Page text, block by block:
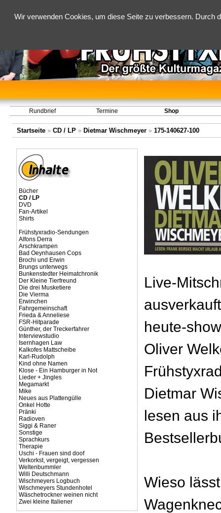
Wir verwenden Cookies, um diese Seite zu verbessern.
Rundbrief Termine Shop
Startseite» CD / LP» Dietmar Wischmeyer» 175-140627-100
Bücher
CD / LP
DVD
Fan-Artikel
Shirts
Frühstyxradio-Sendungen
Alfons Derra
Arschkrampen
Bad Oeynhausen Cops
Brochi und Erwin
Brungs unterwegs
Bunkenstedter Heimatchronik
Der Kleine Tierfreund
Die drei Musketiere
Die Vierma
Erwinchen
Fahrgemeinschaft
Frieda & Anneliese
FSR-Hitparade
Günther, der Treckerfahrer
Interviewstudio
Isernhagen Law
Kalkofes Mattscheibe
Karl-Rudolph
Kind ohne Namen
Klose - Ein Hamburger in Not
Lieder + Jingles
Megamarkt
Mike
Neues aus Plattengülle
Onkel Hotte
Pränki
Radioven
Siggi & Raner
Sonstige
Sprachkurs
Therapie
Uschi - Frauen sind doof
Verkorkst, vergeigt, vergessen
Weltenbummler
Willi Deutschmann
Wischmeyers Logbuch
Wischmeyers Stundenhotel
Wäschetrockner weinen nicht
Zwei kleine Italiener
Live-
heute-
Oliver
Dietmar
lesen aus
Wieso